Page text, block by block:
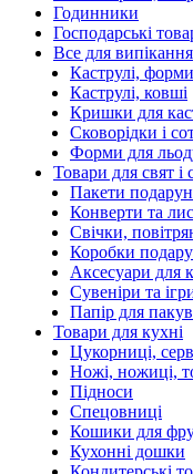
Годинники
Господарські
Все для випікання
Каструлі,
Каструлі, ковші
Кришки для
Сковорідки і
Форми для
Товари для свят і
Пакети
Конверти та
Свічки,
Коробки
Аксесуари для
Сувеніри та
Папір для
Товари для кухні
Цукорниці,
Ножі, ножиці,
Підноси
Спецовниці
Кошики для
Кухонні дошки